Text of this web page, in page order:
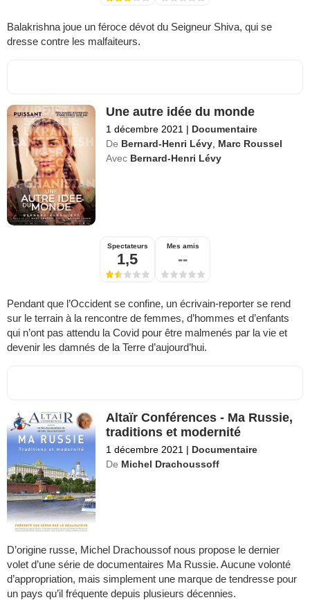
Balakrishna joue un féroce dévot du Seigneur Shiva, qui se
dresse contre les malfaiteurs.
Une autre idée du monde
1 décembre 2021 | Documentaire
De Bernard-Henri Lévy Marc Roussel
Avec Bernard-Henri Lévy
Spectateurs
1,5
Mes amis
--
Pendant que l’Occident se confine, un écrivain-reporter se rend
sur le terrain à la rencontre de femmes, d’hommes et d’enfants
qui n’ont pas attendu la Covid pour être malmenés par la vie et
devenir les damnés de la Terre d’aujourd’hui.
Altaïr Conférences - Ma Russie,
traditions et modernité
1 décembre 2021 | Documentaire
De Michel Drachoussoff
D’origine russe, Michel Drachoussof nous propose le dernier
volet d’une série de documentaires Ma Russie. Aucune volonté
d’appropriation, mais simplement une marque de tendresse pour
un pays qu’il fréquente depuis plusieurs décennies.